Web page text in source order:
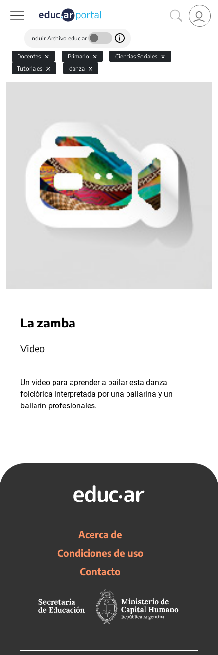
Incluir Archivo educ.ar
Docentes Primario
Ciencias Sociales
Tutoriales
danza
La zamba
Video
Un video para aprender a bailar esta danza
folclórica interpretada por una bailarina y un
bailarín profesionales.
Acerca de
Condiciones de uso
Contacto